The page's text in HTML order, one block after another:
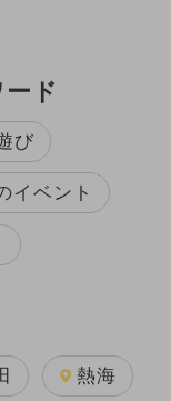
ド
び
イベント
熱海